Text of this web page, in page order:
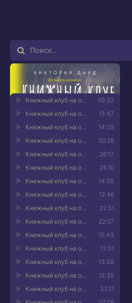
05:32
Книжный клуб на острове смерти 01
13:47
Книжный клуб на острове смерти 02
14:39
Книжный клуб на острове смерти 03
20:28
Книжный клуб на острове смерти 04
26:17
Книжный клуб на острове смерти 05
25:10
Книжный клуб на острове смерти 06
14:35
Книжный клуб на острове смерти 07
12:46
Книжный клуб на острове смерти 08
22:51
Книжный клуб на острове смерти 09
22:07
Книжный клуб на острове смерти 10
15:43
Книжный клуб на острове смерти 11
13:31
Книжный клуб на острове смерти 12
13:38
Книжный клуб на острове смерти 13
13:35
Книжный клуб на острове смерти 14
31:21
Книжный клуб на острове смерти 15